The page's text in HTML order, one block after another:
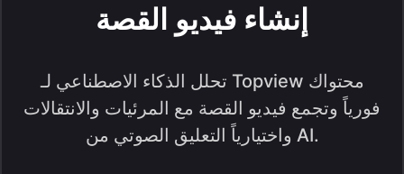
إنشاء فيديو القصة
تحلل الذكاء الاصطناعي لـ Topview محتواك
فورياً وتجمع فيديو القصة مع المرئيات والانتقالات
واختيارياً التعليق الصوتي من AI.